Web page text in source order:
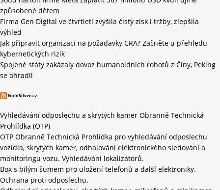
způsobené dětem
Firma Gen Digital ve čtvrtletí zvýšila čistý zisk i tržby, zlepšila
výhled
Jak připravit organizaci na požadavky CRA? Začněte u přehledu
kybernetických rizik
Spojené státy zakázaly dovoz humanoidních robotů z Číny, Peking
se ohradil
GoldSilver.cz
Vyhledávání odposlechu a skrytých kamer Obranně Technická
Prohlídka (OTP)
OTP Obranně Technická Prohlídka pro vyhledávání odposlechu
vozidla, skrytých kamer, odhalování elektronického sledování a
monitoringu vozu. Vyhledávání lokalizátorů.
Box s bílým šumem pro uložení telefonů a další elektroniky.
Ochrana proti odposlechu.